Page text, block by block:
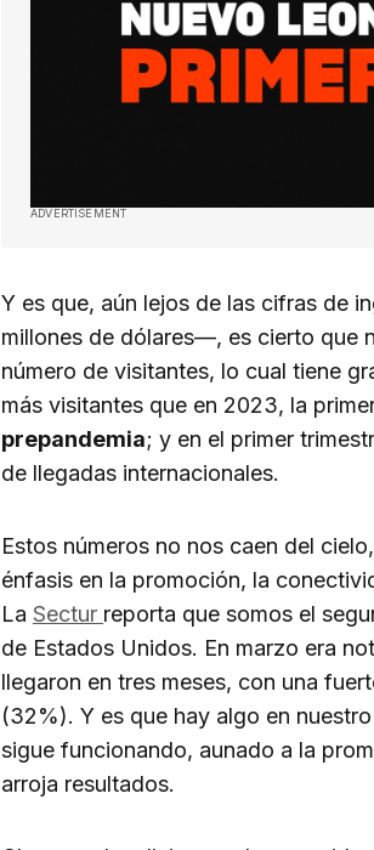
ADVERTISEMENT
Y es que, aún lejos de las cifras de
millones de dólares—, es cierto que
número de visitantes, lo cual tiene
más visitantes que en 2023, la
prepandemia; y en el primer
de llegadas internacionales.
Estos números no nos caen del
énfasis en la promoción, la
La Sectur reporta que somos el
de Estados Unidos. En marzo era
llegaron en tres meses, con una
(32%). Y es que hay algo en
sigue funcionando, aunado a la
arroja resultados.